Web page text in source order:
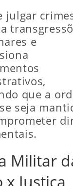
julgar
e
que a
seja
Militar
x Justiça